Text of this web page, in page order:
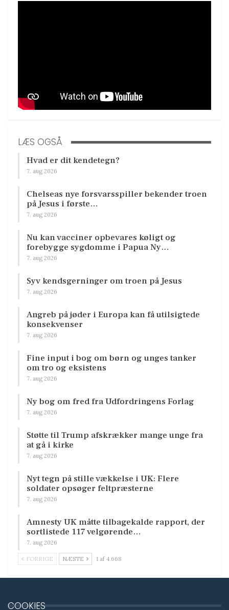
LÆS OGSÅ
Hvad er dit kendetegn?
7. aug 2026
Chelseas nye forsvarsspiller bekender troen
på Jesus i første…
7. aug 2026
Nu kan vacciner opbevares køligt og
forebygge sygdomme i Papua Ny…
7. aug 2026
Syv kendsgerninger om troen på Jesus
7. aug 2026
Angreb på jøder i Europa kan få utilsigtede
konsekvenser
7. aug 2026
Fine input i bog om børn og unges tanker
om tro og eksistens
7. aug 2026
Ny bog om fred fra Udfordringens Forlag
7. aug 2026
Støtte til Trump afskrækker mange unge fra
at gå i kirke
7. aug 2026
Nyt tegn på stille vækkelse i UK: Flere
soldater opsøger feltpræsterne
7. aug 2026
Amnesty UK måtte tilbagekalde rapport, der
sortlistede 117 velgørende…
7. aug 2026
FORRIGE NÆSTE 1 af 4.668
COOKIES